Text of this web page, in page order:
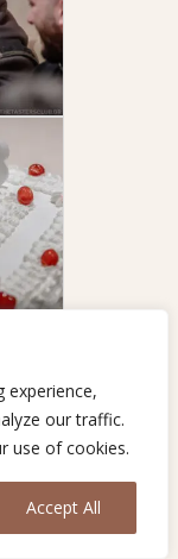
experience,
our traffic.
use of cookies.
Accept All